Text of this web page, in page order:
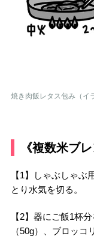
焼き肉飯レタス包み（イ
《複数米ブ
【1】しゃぶしゃぶ
とり水気を切る。
【2】器にご飯1杯
（50g）、ブロッコ